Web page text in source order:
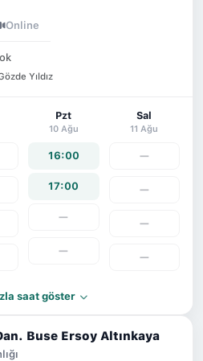
Online
Yıldız
Pzt
10 Ağu
16:00
17:00
—
—
Sal
11 Ağu
—
—
—
—
saat göster
Buse Ersoy Altınkaya